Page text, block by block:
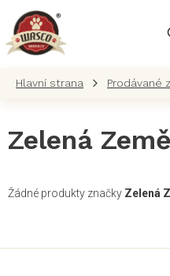
obsah
Prodávané
Zelená
Žádné produkty značky Zelená